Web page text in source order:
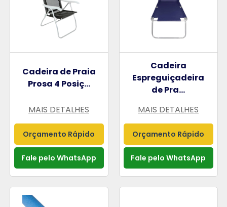
Cadeira de Praia
Prosa 4 Posiç...
MAIS DETALHES
Orçamento Rápido
Fale pelo WhatsApp
Cadeira
Espreguiçadeira
de Pra...
MAIS DETALHES
Orçamento Rápido
Fale pelo WhatsApp